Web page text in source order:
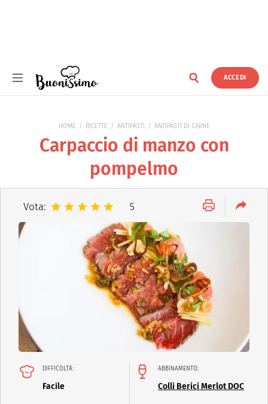
ACCEDI
HOME RICETTE ANTIPASTI ANTIPASTI DI CARNE
Carpaccio di manzo con
pompelmo
Vota: 5
DIFFICOLTÀ:
Facile
ABBINAMENTO:
Colli Berici Merlot DOC